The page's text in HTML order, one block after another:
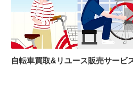
自転車買取&リユース販売サービ